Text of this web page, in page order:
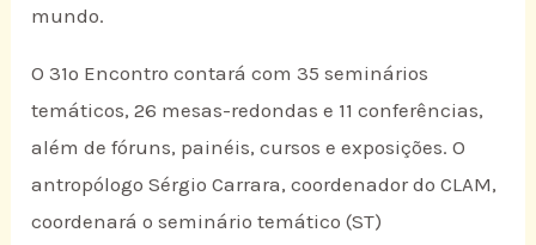
mundo.
O 31º Encontro contará com 35 seminários
temáticos, 26 mesas-redondas e 11 conferências,
além de fóruns, painéis, cursos e exposições. O
antropólogo Sérgio Carrara, coordenador do CLAM,
coordenará o seminário temático (ST)